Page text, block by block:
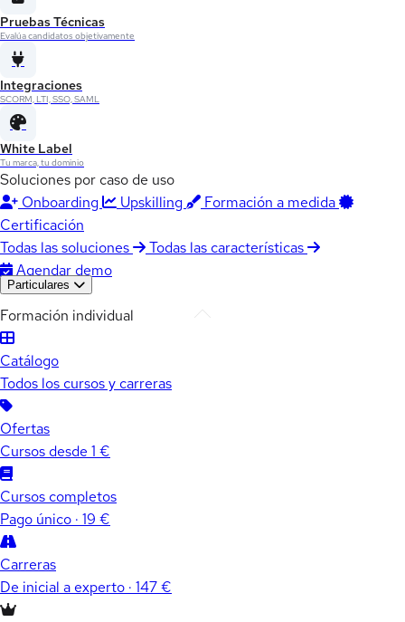
Pruebas Técnicas
Evalúa candidatos objetivamente
Integraciones
SCORM, LTI, SSO, SAML
White Label
Tu marca, tu dominio
Soluciones por caso de uso
Onboarding
Upskilling
Formación a medida
Certificación
Todas las soluciones
Todas las características
Agendar demo
Particulares
Formación individual
Catálogo
Todos los cursos y carreras
Ofertas
Cursos desde 1 €
Cursos completos
Pago único · 19 €
Carreras
De inicial a experto · 147 €